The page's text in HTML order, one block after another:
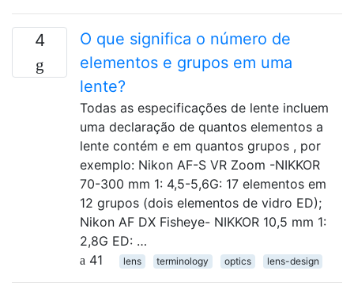
4
O que significa o número de
elementos e grupos em uma
lente?
Todas as especificações de lente incluem
uma declaração de quantos elementos a
lente contém e em quantos grupos , por
exemplo: Nikon AF-S VR Zoom -NIKKOR
70-300 mm 1: 4,5-5,6G: 17 elementos em
12 grupos (dois elementos de vidro ED);
Nikon AF DX Fisheye- NIKKOR 10,5 mm 1:
2,8G ED: …
41
lens terminology optics lens-design